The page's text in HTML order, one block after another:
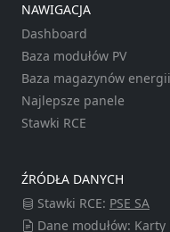
NAWIGACJA
Dashboard
Baza modułów PV
Baza magazynów energii
Najlepsze panele
Stawki RCE
ŹRÓDŁA DANYCH
Stawki RCE: PSE SA
Dane modułów: